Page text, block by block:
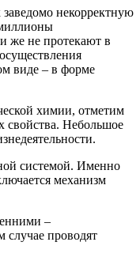
некорректную
же не протекают в
виде – в форме
химии, отметим
свойства. Небольшое
системой. Именно
механизм
–
случае проводят